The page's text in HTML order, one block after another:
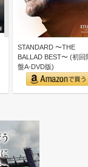
STANDARD 〜THE
BALLAD BEST〜 (初回
盤A-DVD版)